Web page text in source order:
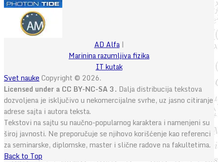
AD Alfa|
Marinina razumljiva fizika
IT kutak
Svet nauke Copyright © 2026.
Licensed under a CC BY-NC-SA 3. Dalja distribucija tekstova
dozvoljena je isključivo u nekomercijalne svrhe, uz jasno citiranje
adrese sajta i autora teksta.
Tekstovi na sajtu su naučno-popularnog karaktera i namenjeni su
široj javnosti. Ne preporučuje se njihovo korišćenje kao referenci
za seminarske, diplomske, master i slične radove na fakultetima.
Back to Top